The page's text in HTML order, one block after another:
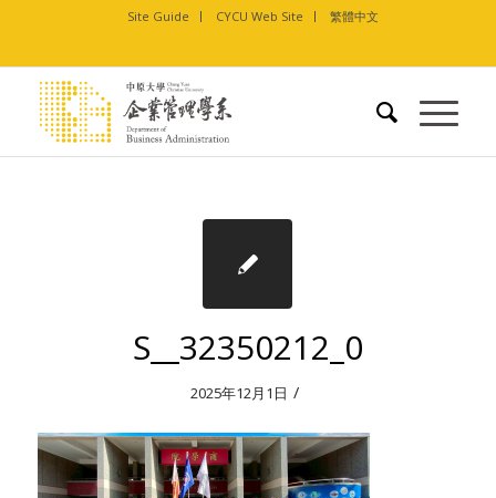
Site Guide CYCU Web Site 繁體中文
S__32350212_0
2025年12月1日 /